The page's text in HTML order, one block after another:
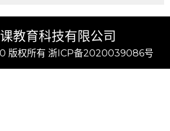
教育科技有限公司
权所有 浙ICP备2020039086号